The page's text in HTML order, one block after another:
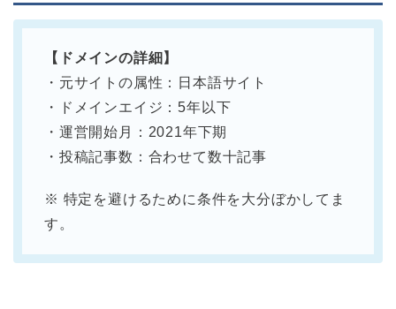
【ドメインの詳細】
・元サイトの属性：日本語サイト
・ドメインエイジ：5年以下
・運営開始月：2021年下期
・投稿記事数：合わせて数十記事
※ 特定を避けるために条件を大分ぼかしてま
す。